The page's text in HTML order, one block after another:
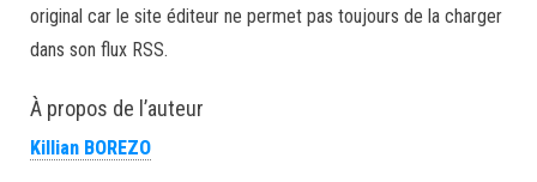
original car le site éditeur ne permet pas toujours de la charger
dans son flux RSS.
À propos de l’auteur
Killian BOREZO